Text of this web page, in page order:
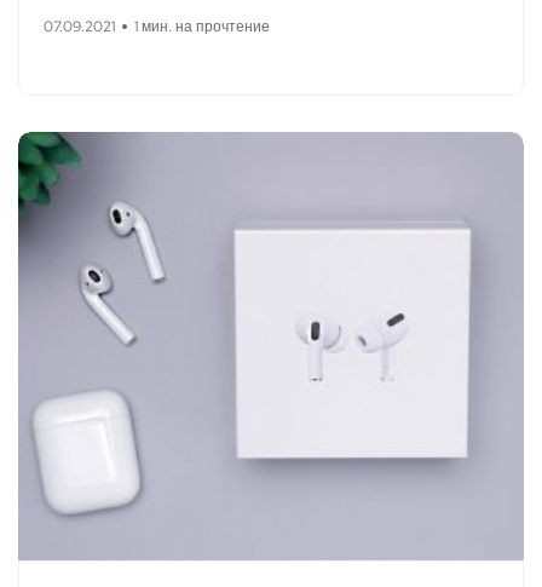
07.09.2021 1 мин. на прочтение